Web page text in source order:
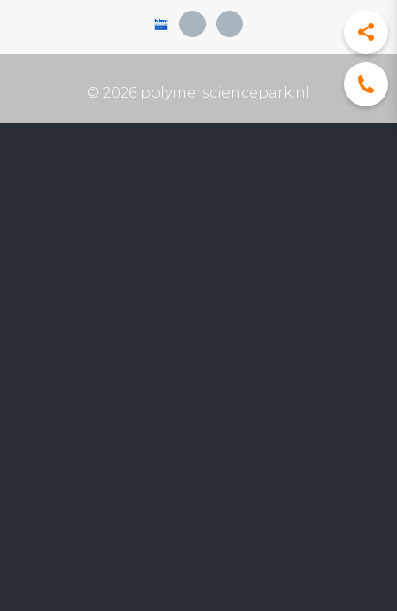
© 2026 polymersciencepark.nl